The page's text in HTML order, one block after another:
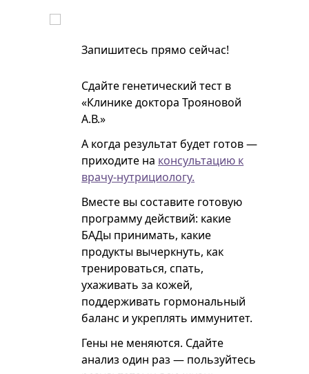
Запишитесь прямо сейчас!
Сдайте генетический тест в
«Клинике доктора Трояновой
А.В.»
А когда результат будет готов —
приходите на консультацию к
врачу-нутрициологу.
Вместе вы составите готовую
программу действий: какие
БАДы принимать, какие
продукты вычеркнуть, как
тренироваться, спать,
ухаживать за кожей,
поддерживать гормональный
баланс и укреплять иммунитет.
Гены не меняются. Сдайте
анализ один раз — пользуйтесь